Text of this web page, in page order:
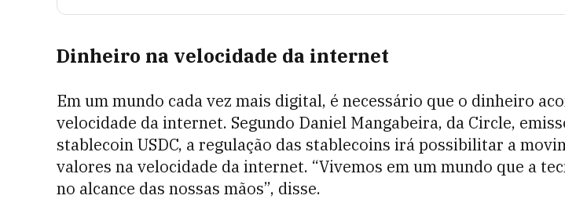
Dinheiro na velocidade da internet
Em um mundo cada vez mais digital, é necessário que o dinheiro
velocidade da internet. Segundo Daniel Mangabeira, da Circle,
stablecoin USDC, a regulação das stablecoins irá possibilitar a
valores na velocidade da internet. “Vivemos em um mundo que a
no alcance das nossas mãos”, disse.